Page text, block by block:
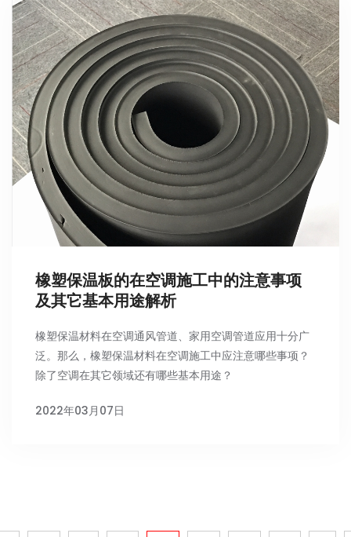
橡塑保温板的在空调施工中的注意事项
及其它基本用途解析
橡塑保温材料在空调通风管道、家用空调管道应用十分广
泛。那么，橡塑保温材料在空调施工中应注意哪些事项？
除了空调在其它领域还有哪些基本用途？
2022年03月07日